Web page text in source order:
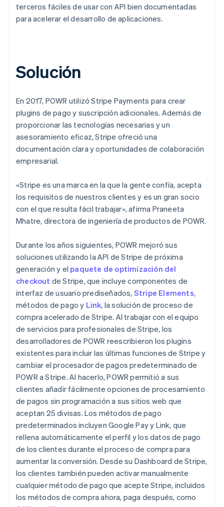
terceros fáciles de usar con API bien documentadas
para acelerar el desarrollo de aplicaciones.
Solución
En 2017, POWR utilizó Stripe Payments para crear
plugins de pago y suscripción adicionales. Además de
proporcionar las tecnologías necesarias y un
asesoramiento eficaz, Stripe ofreció una
documentación clara y oportunidades de colaboración
empresarial.
«Stripe es una marca en la que la gente confía, acepta
los requisitos de nuestros clientes y es un gran socio
con el que resulta fácil trabajar», afirma Praneeta
Mhatre, directora de ingeniería de productos de POWR.
Durante los años siguientes, POWR mejoró sus
soluciones utilizando la API de Stripe de próxima
generación y el paquete de optimización del
checkout de Stripe, que incluye componentes de
interfaz de usuario prediseñados, Stripe Elements,
métodos de pago y Link, la solución de proceso de
compra acelerado de Stripe. Al trabajar con el equipo
de servicios para profesionales de Stripe, los
desarrolladores de POWR reescribieron los plugins
existentes para incluir las últimas funciones de Stripe y
cambiar el procesador de pagos predeterminado de
POWR a Stripe. Al hacerlo, POWR permitió a sus
clientes añadir fácilmente opciones de procesamiento
de pagos sin programación a sus sitios web que
aceptan 25 divisas. Los métodos de pago
predeterminados incluyen Google Pay y Link, que
rellena automáticamente el perfil y los datos de pago
de los clientes durante el proceso de compra para
aumentar la conversión. Desde su Dashboard de Stripe,
los clientes también pueden activar manualmente
cualquier método de pago que acepte Stripe, incluidos
los métodos de compra ahora, paga después, como